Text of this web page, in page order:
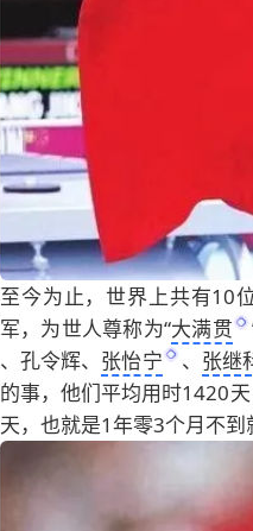
至今为止，世界上共有10
军，为世人尊称为“大满贯
、孔令辉、 张怡宁 、 张继
的事，他们平均用时1420
天，也就是1年零3个月不到